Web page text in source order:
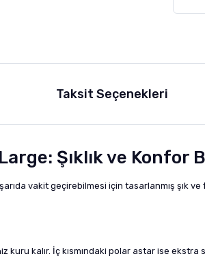
Taksit Seçenekleri
Şıklık ve Konfor
vakit geçirebilmesi için tasarlanmış şık
kalır. İç kısmındaki polar astar ise ekstra